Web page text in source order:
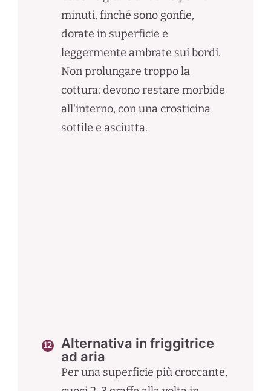
minuti, finché sono gonfie,
dorate in superficie e
leggermente ambrate sui bordi.
Non prolungare troppo la
cottura: devono restare morbide
all'interno, con una crosticina
sottile e asciutta.
Alternativa in friggitrice
ad aria
Per una superficie più croccante,